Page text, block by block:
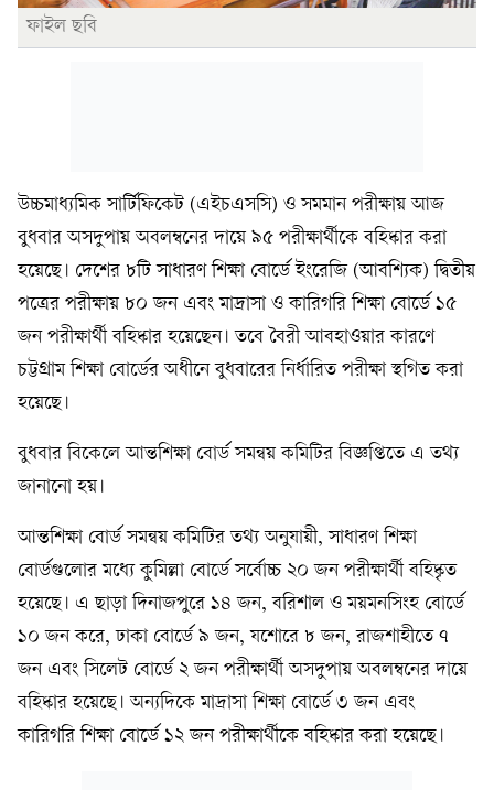
ফাইল ছবি
উচ্চমাধ্যমিক সার্টিফিকেট (এইচএসসি) ও সমমান পরীক্ষায় আজ
বুধবার অসদুপায় অবলম্বনের দায়ে ৯৫ পরীক্ষার্থীকে বহিষ্কার করা
হয়েছে। দেশের ৮টি সাধারণ শিক্ষা বোর্ডে ইংরেজি (আবশ্যিক) দ্বিতীয়
পত্রের পরীক্ষায় ৮০ জন এবং মাদ্রাসা ও কারিগরি শিক্ষা বোর্ডে ১৫
জন পরীক্ষার্থী বহিষ্কার হয়েছেন। তবে বৈরী আবহাওয়ার কারণে
চট্টগ্রাম শিক্ষা বোর্ডের অধীনে বুধবারের নির্ধারিত পরীক্ষা স্থগিত করা
হয়েছে।
বুধবার বিকেলে আন্তশিক্ষা বোর্ড সমন্বয় কমিটির বিজ্ঞপ্তিতে এ তথ্য
জানানো হয়।
আন্তশিক্ষা বোর্ড সমন্বয় কমিটির তথ্য অনুযায়ী, সাধারণ শিক্ষা
বোর্ডগুলোর মধ্যে কুমিল্লা বোর্ডে সর্বোচ্চ ২০ জন পরীক্ষার্থী বহিষ্কৃত
হয়েছে। এ ছাড়া দিনাজপুরে ১৪ জন, বরিশাল ও ময়মনসিংহ বোর্ডে
১০ জন করে, ঢাকা বোর্ডে ৯ জন, যশোরে ৮ জন, রাজশাহীতে ৭
জন এবং সিলেট বোর্ডে ২ জন পরীক্ষার্থী অসদুপায় অবলম্বনের দায়ে
বহিষ্কার হয়েছে। অন্যদিকে মাদ্রাসা শিক্ষা বোর্ডে ৩ জন এবং
কারিগরি শিক্ষা বোর্ডে ১২ জন পরীক্ষার্থীকে বহিষ্কার করা হয়েছে।